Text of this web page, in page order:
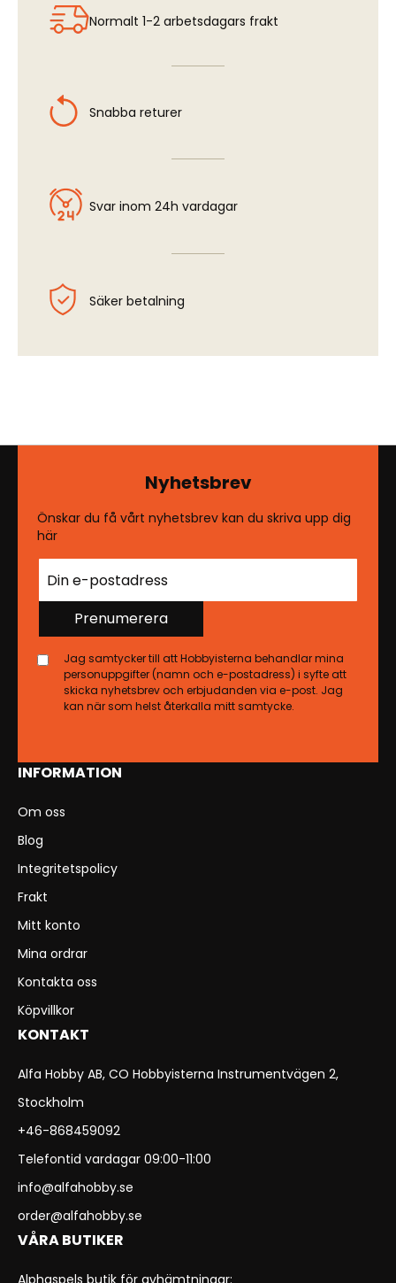
Normalt 1-2 arbetsdagars frakt
Snabba returer
Svar inom 24h vardagar
Säker betalning
INFORMATION
Om oss
Blog
Integritetspolicy
Frakt
Mitt konto
Mina ordrar
Kontakta oss
Köpvillkor
KONTAKT
Alfa Hobby AB, CO Hobbyisterna Instrumentvägen 2,
Stockholm
+46-868459092
Telefontid vardagar 09:00-11:00
info@alfahobby.se
order@alfahobby.se
VÅRA BUTIKER
Nyhetsbrev
Önskar du få vårt nyhetsbrev kan du skriva upp dig
här
Prenumerera
Jag samtycker till att Hobbyisterna behandlar mina
personuppgifter (namn och e-postadress) i syfte att
skicka nyhetsbrev och erbjudanden via e-post. Jag
kan när som helst återkalla mitt samtycke.